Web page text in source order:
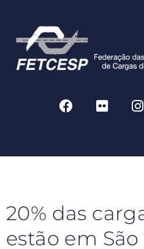
20% das
estão em